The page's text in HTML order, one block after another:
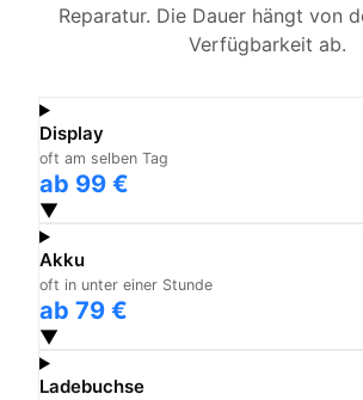
Reparatur. Die Dauer hängt von
Verfügbarkeit ab.
Display
oft am selben Tag
ab 99 €
▼
Akku
oft in unter einer Stunde
ab 79 €
▼
Ladebuchse